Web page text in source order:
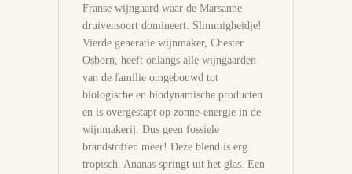
Franse wijngaard waar de Marsanne-
druivensoort domineert. Slimmigheidje!
Vierde generatie wijnmaker, Chester
Osborn, heeft onlangs alle wijngaarden
van de familie omgebouwd tot
biologische en biodynamische producten
en is overgestapt op zonne-energie in de
wijnmakerij. Dus geen fossiele
brandstoffen meer! Deze blend is erg
tropisch. Ananas springt uit het glas. Een